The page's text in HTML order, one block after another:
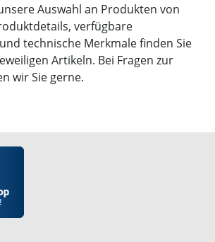
Auswahl an Produkten von
verfügbare
technische Merkmale finden Sie
Artikeln. Bei Fragen zur
wir Sie gerne.